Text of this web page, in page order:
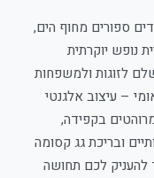
ספורים מחוף הים,
נופש יוקרתית
לזוגות ולמשפחות
– עיצוב אלגנטי
בקפידה,
ובריכת גג קסומה
להעניק לכם תחושה